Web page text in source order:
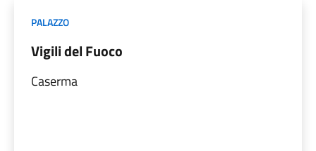
PALAZZO
Vigili del Fuoco
Caserma